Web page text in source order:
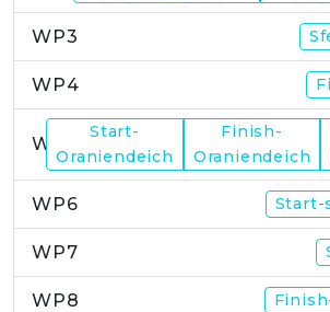
WP3
WP4
Start-
Oraniendeich
Finish-
Oraniendeich
WP6 Start-
WP7
WP8